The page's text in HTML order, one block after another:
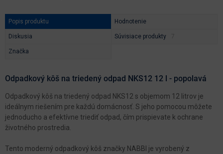
Popis produktu Hodnotenie
Diskusia Súvisiace produkty
Značka
Odpadkový kôš na triedený odpad NKS12 12 l - popolavá
Odpadkový kôš na triedený odpad NKS12 s objemom 12 litrov je
ideálnym riešením pre každú domácnosť. S jeho pomocou môžete
jednoducho a efektívne triediť odpad, čím prispievate k ochrane
životného prostredia.
Tento moderný odpadkový kôš značky NABBI je vyrobený z